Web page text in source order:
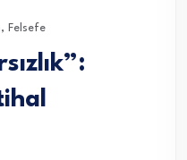
, Felsefe